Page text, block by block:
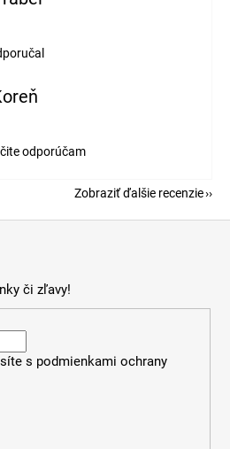
obchodu je 5 z 5 hviezdičiek.
obchodu je 5 z 5 hviezdičiek.
odporúčam
Zobraziť ďalšie recenzie
či zľavy!
s podmienkami ochrany